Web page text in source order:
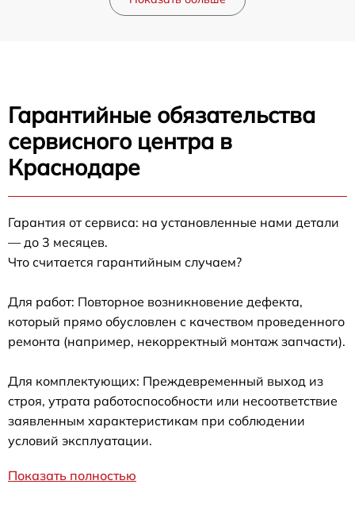
Гарантийные обязательства
сервисного центра в
Краснодаре
Гарантия от сервиса: на установленные нами детали
— до 3 месяцев.
Что считается гарантийным случаем?
Для работ: Повторное возникновение дефекта,
который прямо обусловлен с качеством проведенного
ремонта (например, некорректный монтаж запчасти).
Для комплектующих: Преждевременный выход из
строя, утрата работоспособности или несоответствие
заявленным характеристикам при соблюдении
условий эксплуатации.
Показать полностью